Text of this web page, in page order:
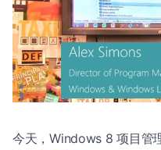
今天，Windows 8 项目管